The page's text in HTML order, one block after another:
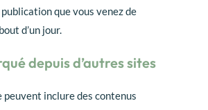
que vous venez de
d’un jour.
depuis d’autres sites
peuvent inclure des contenus